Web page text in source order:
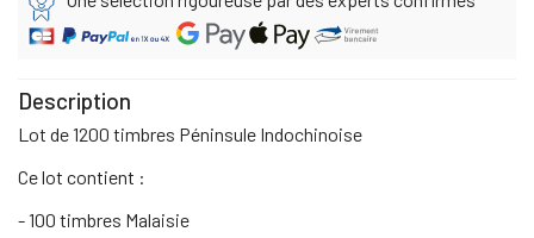
Description
Lot de 1200 timbres Péninsule Indochinoise
Ce lot contient :
- 100 timbres Malaisie